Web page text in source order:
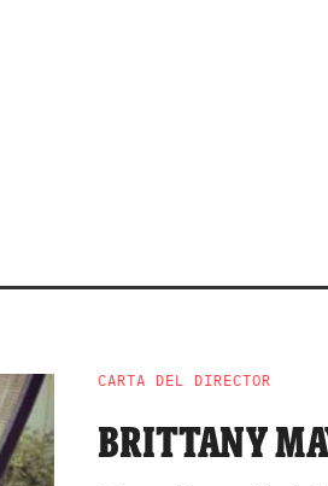
CARTA DEL DIRECTOR
BRITTANY